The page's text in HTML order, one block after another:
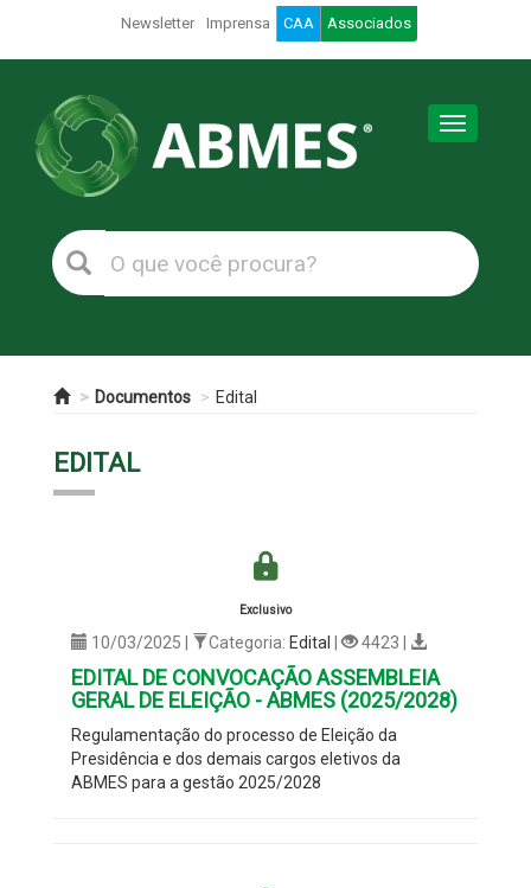
Newsletter Imprensa CAA Associados
Toggle
Documentos Edital
EDITAL
Exclusivo
10/03/2025 | Categoria: Edital | 4423 |
EDITAL DE CONVOCAÇÃO ASSEMBLEIA
GERAL DE ELEIÇÃO - ABMES (2025/2028)
Regulamentação do processo de Eleição da
Presidência e dos demais cargos eletivos da
ABMES para a gestão 2025/2028